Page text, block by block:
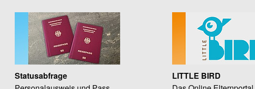
Statusabfrage
LITTLE BIRD